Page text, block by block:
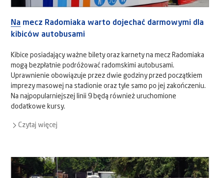
Na mecz Radomiaka warto dojechać darmowymi dla
kibiców autobusami
Kibice posiadający ważne bilety oraz karnety na mecz Radomiaka
mogą bezpłatnie podróżować radomskimi autobusami.
Uprawnienie obowiązuje przez dwie godziny przed początkiem
imprezy masowej na stadionie oraz tyle samo po jej zakończeniu.
Na najpopularniejszej linii 9 będą również uruchomione
dodatkowe kursy.
Czytaj więcej